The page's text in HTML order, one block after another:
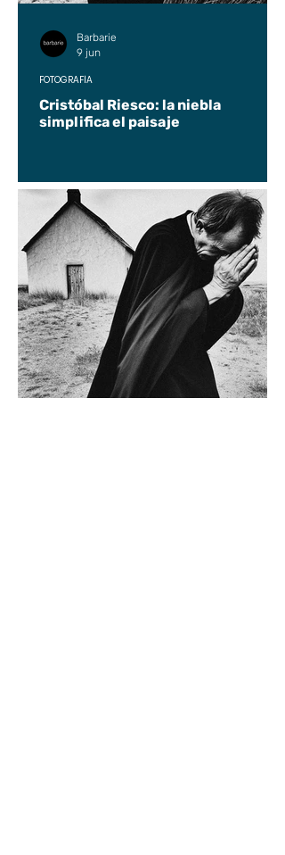
Cristóbal Riesco: la niebla
simplifica el paisaje
FOTOGRAFÍA
Barbarie
9 jun